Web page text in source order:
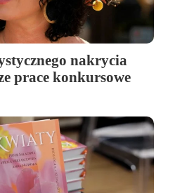
nakrycia
prace konkursowe